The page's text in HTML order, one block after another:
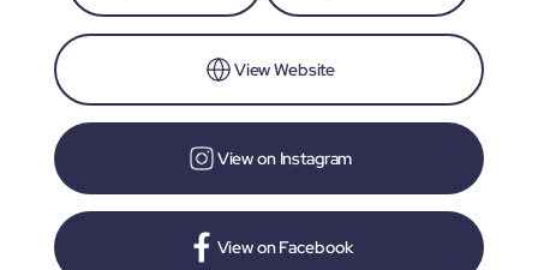
View Website
View on Instagram
View on Facebook